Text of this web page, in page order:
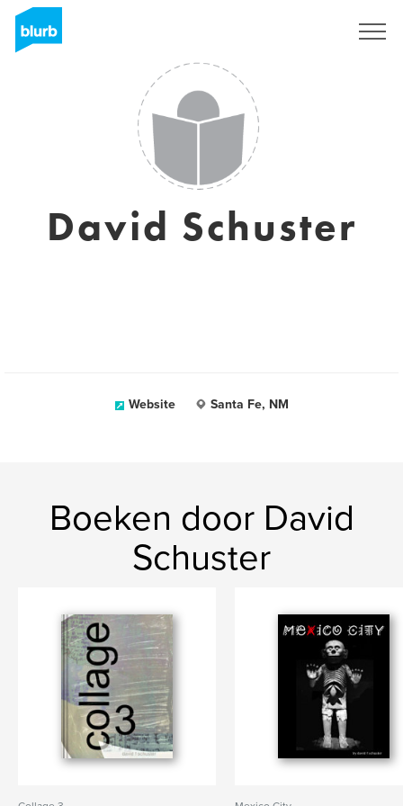
David Schuster
Website Santa Fe, NM
Boeken door David
Schuster